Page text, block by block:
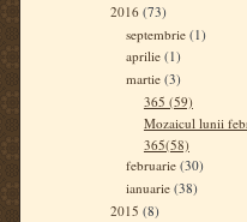
2016 (73)
septembrie (1)
aprilie (1)
martie (3)
365 (59)
Mozaicul lunii
365(58)
februarie (30)
ianuarie (38)
2015 (8)